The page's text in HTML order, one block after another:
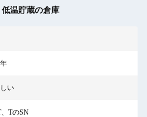
低温貯蔵の倉庫
い
、TのSN